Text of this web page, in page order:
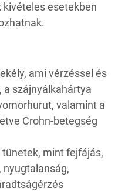
esetekben
ami vérzéssel és
szájnyálkahártya
valamint a
Crohn-betegség
mint fejfájás,
nyugtalanság,